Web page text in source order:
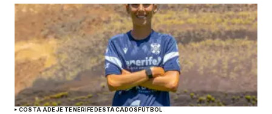
COSTA ADEJE TENERIFEDESTACADOSFÚTBOL